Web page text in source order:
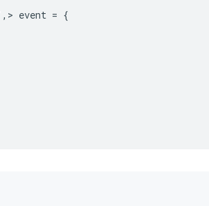
, > event = {